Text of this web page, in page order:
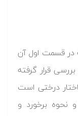
قسمت اول آن
قرار گرفته
درختی است
نحوه برخورد و